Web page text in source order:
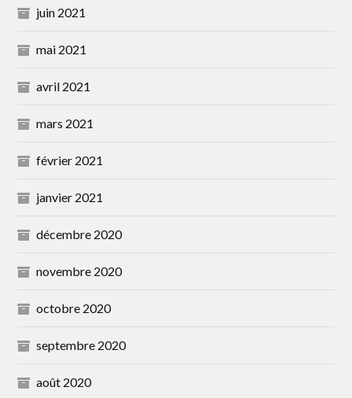
juin 2021
mai 2021
avril 2021
mars 2021
février 2021
janvier 2021
décembre 2020
novembre 2020
octobre 2020
septembre 2020
août 2020